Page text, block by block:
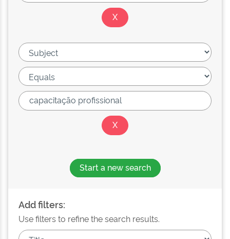
Start a new search
Add filters:
Use filters to refine the search results.